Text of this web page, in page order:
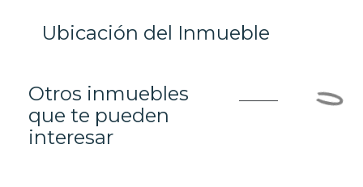
Ubicación del Inmueble
Otros inmuebles
que te pueden
interesar